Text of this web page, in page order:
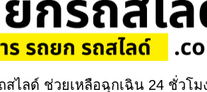
สไลด์ ช่วยเหลือฉุกเฉิน 24 ชั่วโม